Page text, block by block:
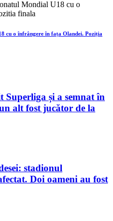
cu o înfrângere în fața Olandei. Poziția
Superliga și a semnat în
alt fost jucător de la
stadionul
Doi oameni au fost